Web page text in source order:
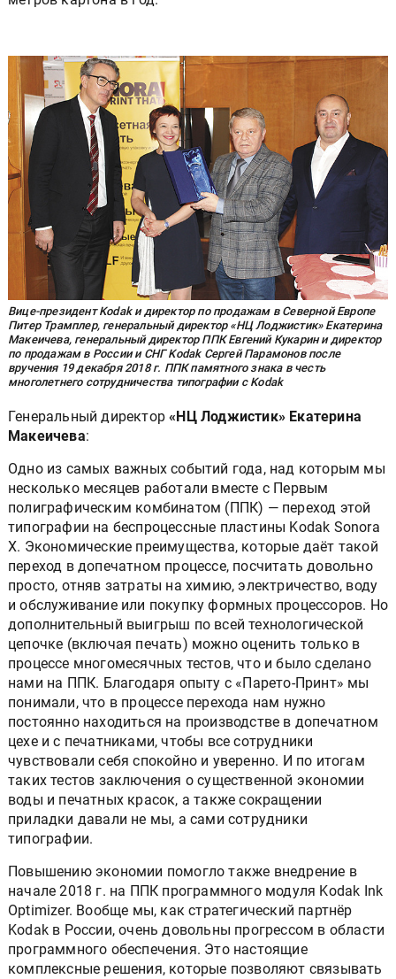
Вице-президент Kodak и директор по продажам в Северной Европе
Питер Трамплер, генеральный директор «НЦ Лоджистик» Екатерина
Макеичева, генеральный директор ППК Евгений Кукарин и директор
по продажам в России и СНГ Kodak Сергей Парамонов после
вручения 19 декабря 2018 г. ППК памятного знака в честь
многолетнего сотрудничества типографии с Kodak
Генеральный директор«НЦ Лоджистик» Екатерина
Макеичева:
Одно из самых важных событий года, над которым мы
несколько месяцев работали вместе с Первым
полиграфическим комбинатом (ППК) — переход этой
типографии на беспроцессные пластины Kodak Sonora
X. Экономические преимущества, которые даёт такой
переход в допечатном процессе, посчитать довольно
просто, отняв затраты на химию, электричество, воду
и обслуживание или покупку формных процессоров. Но
дополнительный выигрыш по всей технологической
цепочке (включая печать) можно оценить только в
процессе многомесячных тестов, что и было сделано
нами на ППК. Благодаря опыту с «Парето-Принт» мы
понимали, что в процессе перехода нам нужно
постоянно находиться на производстве в допечатном
цехе и с печатниками, чтобы все сотрудники
чувствовали себя спокойно и уверенно. И по итогам
таких тестов заключения о существенной экономии
воды и печатных красок, а также сокращении
приладки давали не мы, а сами сотрудники
типографии.
Повышению экономии помогло также внедрение в
начале 2018 г. на ППК программного модуля Kodak Ink
Optimizer. Вообще мы, как стратегический партнёр
Kodak в России, очень довольны прогрессом в области
программного обеспечения. Это настоящие
комплексные решения, которые позволяют связывать